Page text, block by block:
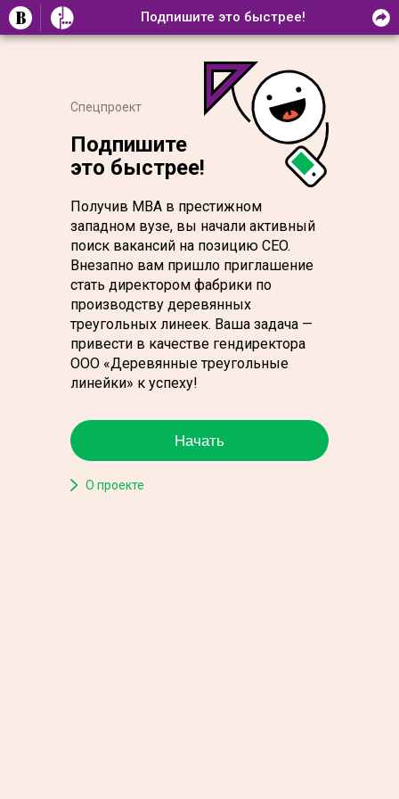
Подпишите это быстрее!
Cпецпроект
Подпишите
это быстрее!
Получив MBA в престижном
западном вузе, вы начали активный
поиск вакансий на позицию CEO.
Внезапно вам пришло приглашение
стать директором фабрики по
производству деревянных
треугольных линеек. Ваша задача —
привести в качестве гендиректора
ООО «Деревянные треугольные
линейки» к успеху!
Начать
О проекте